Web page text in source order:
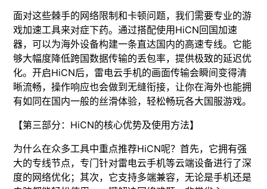
面对这些棘手的网络限制和卡顿问题，我们需要专业的游
戏加速工具来对症下药。通过搭配使用HiCN回国加速
器，可以为海外设备构建一条直达国内的高速专线。它能
够大幅度降低跨国数据传输的丢包率，提供极致的延迟优
化。开启HiCN后，雷电云手机的画面传输会瞬间变得清
晰流畅，操作响应也会做到无缝衔接，让你在海外也能拥
有如同在国内一般的丝滑体验，轻松畅玩各大国服游戏。
【第三部分：HiCN的核心优势及使用方法】
为什么在众多工具中重点推荐HiCN呢？首先，它拥有强
大的专线节点，专门针对雷电云手机等云端设备进行了深
度的网络优化；其次，它支持多端兼容，无论是手机还是